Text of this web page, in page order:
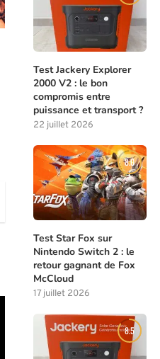
Test Jackery Explorer
2000 V2 : le bon
compromis entre
puissance et transport ?
22 juillet 2026
8.0
Test Star Fox sur
Nintendo Switch 2 : le
retour gagnant de Fox
McCloud
17 juillet 2026
8.5